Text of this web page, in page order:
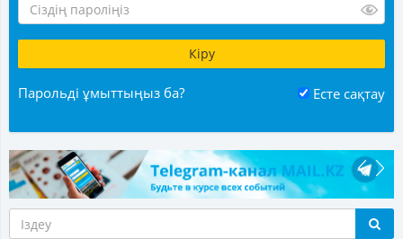
Парольді ұмыттыңыз ба? Есте сақтау